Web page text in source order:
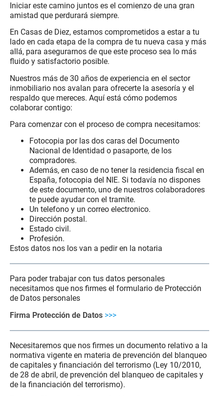
Iniciar este camino juntos es el comienzo de una gran
amistad que perdurará siempre.
En Casas de Diez, estamos comprometidos a estar a tu
lado en cada etapa de la compra de tu nueva casa y más
allá, para asegurarnos de que este proceso sea lo más
fluido y satisfactorio posible.
Nuestros más de 30 años de experiencia en el sector
inmobiliario nos avalan para ofrecerte la asesoría y el
respaldo que mereces. Aquí está cómo podemos
colaborar contigo:
Para comenzar con el proceso de compra necesitamos:
Fotocopia por las dos caras del Documento
Nacional de Identidad o pasaporte, de los
compradores.
Además, en caso de no tener la residencia fiscal en
España, fotocopia del NIE. Si todavía no dispones
de este documento, uno de nuestros colaboradores
te puede ayudar con el tramite.
Un telefono y un correo electronico.
Dirección postal.
Estado civil.
Profesión.
Estos datos nos los van a pedir en la notaria
Para poder trabajar con tus datos personales
necesitamos que nos firmes el formulario de Protección
de Datos personales
Firma Protección de Datos >>>
Necesitaremos que nos firmes un documento relativo a la
normativa vigente en materia de prevención del blanqueo
de capitales y financiación del terrorismo (Ley 10/2010,
de 28 de abril, de prevención del blanqueo de capitales y
de la financiación del terrorismo).